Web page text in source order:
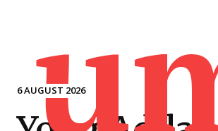
6 AUGUST 2026